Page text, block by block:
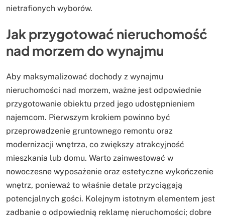
nietrafionych wyborów.
Jak przygotować nieruchomość
nad morzem do wynajmu
Aby maksymalizować dochody z wynajmu
nieruchomości nad morzem, ważne jest odpowiednie
przygotowanie obiektu przed jego udostępnieniem
najemcom. Pierwszym krokiem powinno być
przeprowadzenie gruntownego remontu oraz
modernizacji wnętrza, co zwiększy atrakcyjność
mieszkania lub domu. Warto zainwestować w
nowoczesne wyposażenie oraz estetyczne wykończenie
wnętrz, ponieważ to właśnie detale przyciągają
potencjalnych gości. Kolejnym istotnym elementem jest
zadbanie o odpowiednią reklamę nieruchomości; dobre